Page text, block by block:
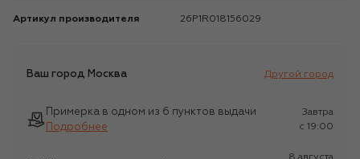
Артикул производителя 26P1R018156029
Ваш город Москва Другой город
Примерка в одном из 6 пунктов выдачи
Подробнее
Завтра
c 19:00